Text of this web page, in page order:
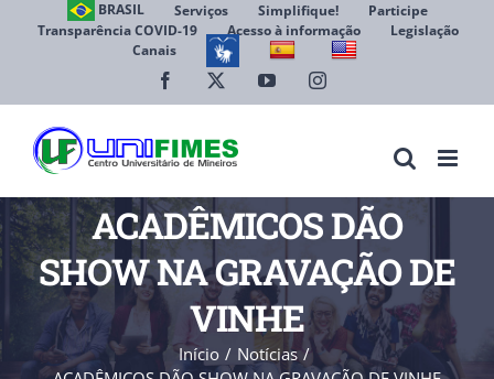
BRASIL Serviços Simplifique!
Participe
Transparência COVID-19
Acesso à informação
Legislação
Canais
Facebook YouTubeInstagram
ACADÊMICOS DÃO
SHOW NA GRAVAÇÃO DE
VINHE
Início
Notícias